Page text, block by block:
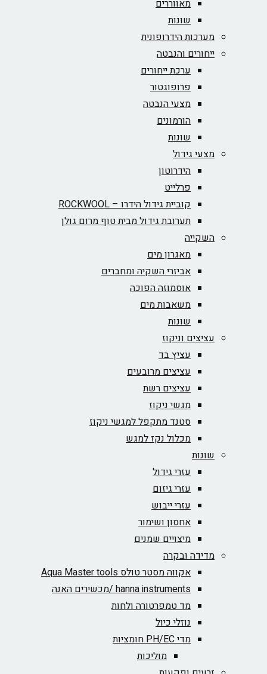
מאווררים
שונות
מערכות הידרופונית
ייחורים והנבטה
ערכת ייחורים
פרופוגטור
מצעי הנבטה
הורמונים
שונות
מצעי גידול
הידרוטון
פרלייט
קוביית גידול הידרו – ROCKWOOL‏
תערובת גידול מבית טוף מרום גולן
השקייה
מאגרון מים
אביזרי השקיה ומחברים
אוסמוזה הפוכה
משאבות מים
שונות
עציצים וניקוז
עציץ בד
עציצים מרובעים
עציצים רשת
מגשי ניקוז
סטנד מתקפל למגשי ניקוז
מכלול נקז למגש
שונות
עזרי גידול
עזרי גיזום
עזרי ייבוש
אחסון ושימור
מיצויים שמנים
מדידה ובקרה
אקווה מסטר טולס Aqua Master tools
hanna instruments /מכשירים האנה
מד טמפרטורה ולחות
נוזלי כיול
מדי PH/EC חומציות
מוליכות